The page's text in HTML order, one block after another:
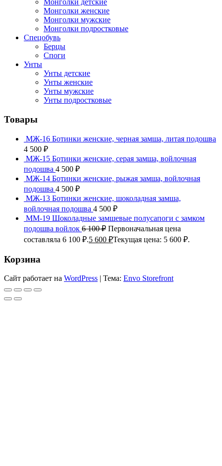
Монголки детские
Монголки женские
Монголки мужские
Монголки подростковые
Спецобувь
Берцы
Споги
Унты
Унты детские
Унты женские
Унты мужские
Унты подростковые
Товары
МЖ-16 Ботинки женские, черная замша, литая подошва
4 500 ₽
МЖ-15 Ботинки женские, серая замша, войлочная
подошва 4 500 ₽
МЖ-14 Ботинки женские, рыжая замша, войлочная
подошва 4 500 ₽
МЖ-13 Ботинки женские, шоколадная замша,
войлочная подошва 4 500 ₽
ММ-19 Шоколадные замшевые полусапоги с замком
подошва войлок 6 100₽ Первоначальная цена
составляла 6 100 ₽.5 600 ₽Текущая цена: 5 600 ₽.
Корзина
Сайт работает на WordPress | Тема: Envo Storefront